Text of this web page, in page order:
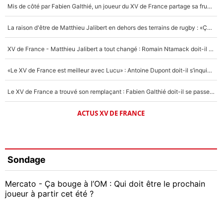
Mis de côté par Fabien Galthié, un joueur du XV de France partage sa frustration : «ils ne me l’ont pas dit tout de suite»
La raison d'être de Matthieu Jalibert en dehors des terrains de rugby : «Ça m'atteint autant que si tu touches à un membre de ma famille»
XV de France - Matthieu Jalibert a tout changé : Romain Ntamack doit-il s’inquiéter pour sa place à un an de la Coupe du monde ?
«Le XV de France est meilleur avec Lucu» : Antoine Dupont doit-il s’inquiéter pour sa place ?
Le XV de France a trouvé son remplaçant : Fabien Galthié doit-il se passer d'Antoine Dupont ?
ACTUS XV DE FRANCE
Sondage
Mercato - Ça bouge à l’OM : Qui doit être le prochain
joueur à partir cet été ?